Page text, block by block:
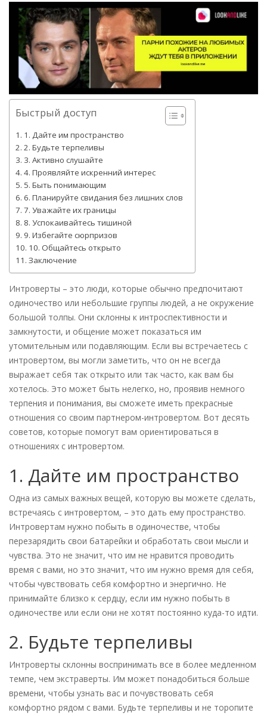
Быстрый доступ
1. Дайте им пространство
2. Будьте терпеливы
3. Активно слушайте
4. Проявляйте искренний интерес
5. Быть понимающим
6. Планируйте свидания без лишних слов
7. Уважайте их границы
8. Успокаивайтесь тишиной
9. Избегайте сюрпризов
10. Общайтесь открыто
Заключение
Интроверты – это люди, которые обычно предпочитают
одиночество или небольшие группы людей, а не окружение
большой толпы. Они склонны к интроспективности и
замкнутости, и общение может показаться им
утомительным или подавляющим. Если вы встречаетесь с
интровертом, вы могли заметить, что он не всегда
выражает себя так открыто или так часто, как вам бы
хотелось. Это может быть нелегко, но, проявив немного
терпения и понимания, вы сможете иметь прекрасные
отношения со своим партнером-интровертом. Вот десять
советов, которые помогут вам ориентироваться в
отношениях с интровертом.
1. Дайте им пространство
Одна из самых важных вещей, которую вы можете сделать,
встречаясь с интровертом, – это дать ему пространство.
Интровертам нужно побыть в одиночестве, чтобы
перезарядить свои батарейки и обработать свои мысли и
чувства. Это не значит, что им не нравится проводить
время с вами, но это значит, что им нужно время для себя,
чтобы чувствовать себя комфортно и энергично. Не
принимайте близко к сердцу, если им нужно побыть в
одиночестве или если они не хотят постоянно куда-то идти.
2. Будьте терпеливы
Интроверты склонны воспринимать все в более медленном
темпе, чем экстраверты. Им может понадобиться больше
времени, чтобы узнать вас и почувствовать себя
комфортно рядом с вами. Будьте терпеливы и не торопите